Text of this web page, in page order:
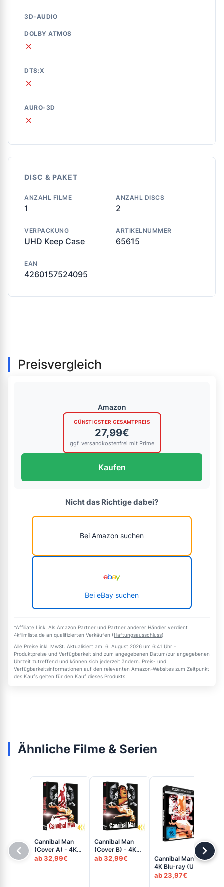
3D-AUDIO
DOLBY ATMOS
✗
DTS:X
✗
AURO-3D
✗
DISC & PAKET
ANZAHL FILME
1
ANZAHL DISCS
2
VERPACKUNG
UHD Keep Case
ARTIKELNUMMER
65615
EAN
4260157524095
Preisvergleich
Amazon
GÜNSTIGSTER GESAMTPREIS
27,99€
ggf. versandkostenfrei mit Prime
Kaufen
Nicht das Richtige dabei?
Bei Amazon suchen
Bei eBay suchen
*Affiliate Link: Als Amazon Partner und Partner anderer Händler verdient
4kfilmliste.de an qualifizierten Verkäufen (Haftungsausschluss)
Alle Preise inkl. MwSt. Aktualisiert am: 6. August 2026 um 6:41 Uhr –
Produktpreise und Verfügbarkeit sind zum angegebenen Datum/zur angegebenen
Uhrzeit zutreffend und können sich jederzeit ändern. Preis- und
Verfügbarkeitsinformationen auf den relevanten Amazon-Websites zum Zeitpunkt
des Kaufs gelten für den Kauf dieses Produkts.
Ähnliche Filme & Serien
Cannibal Man
(Cover A) - 4K
Steelcase (UHD
ab 32,99€
Cannibal Man
(Cover B) - 4K
Steelcase (UHD
ab 32,99€
Cannibal Man -
4K Blu-ray (UHD
Blu-ray Disc)
ab 23,97€